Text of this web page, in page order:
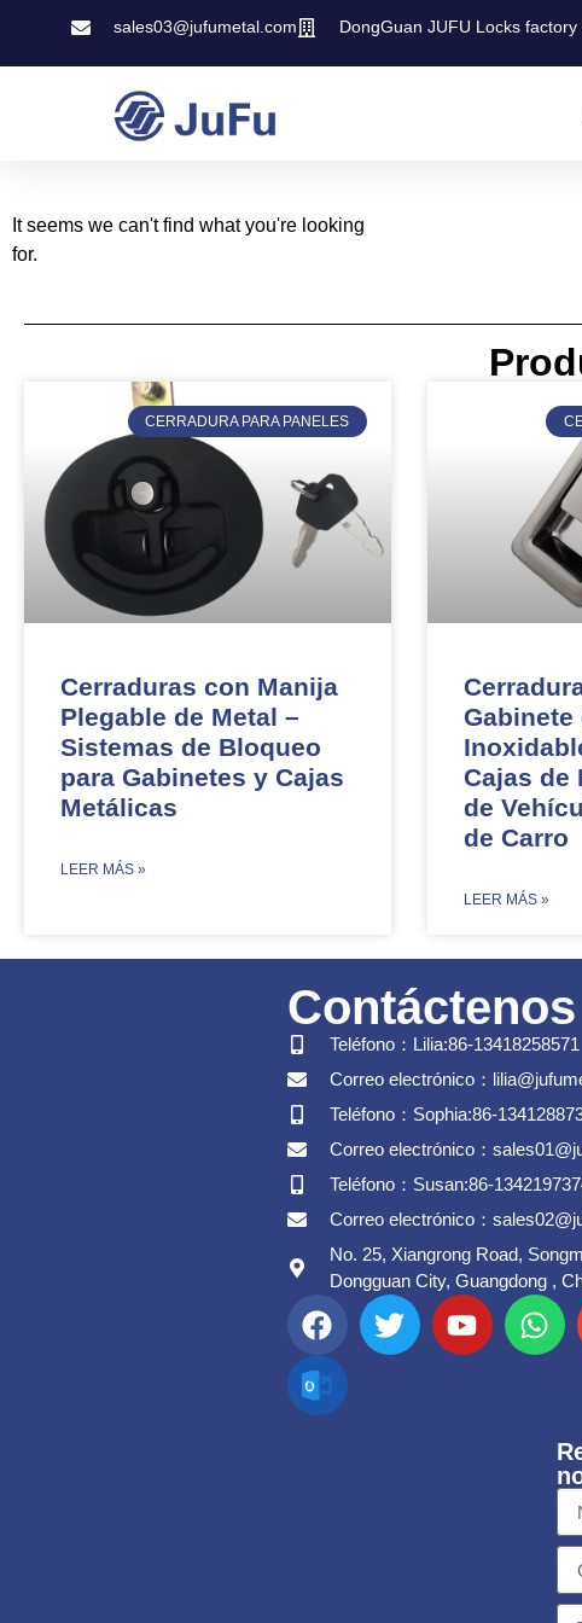
sales03@jufumetal.com DongGuan JUFU Locks factory
It seems we can't find what you're looking
for.
CERRADURA PARA PANELES
Cerraduras con Manija
Plegable de Metal –
Sistemas de Bloqueo
para Gabinetes y Cajas
Metálicas
​LEER MÁS »
Gabinete
Cajas de
de
de Carro
​LEER MÁS »
Contáctenos
Teléfono：Lilia:86-13418258571
Correo electrónico：
Teléfono：Sophia:86-
Correo electrónico：
Teléfono：Susan:86-
Correo electrónico：
No. 25, Xiangrong Road,
Dongguan City, Guangdong ,